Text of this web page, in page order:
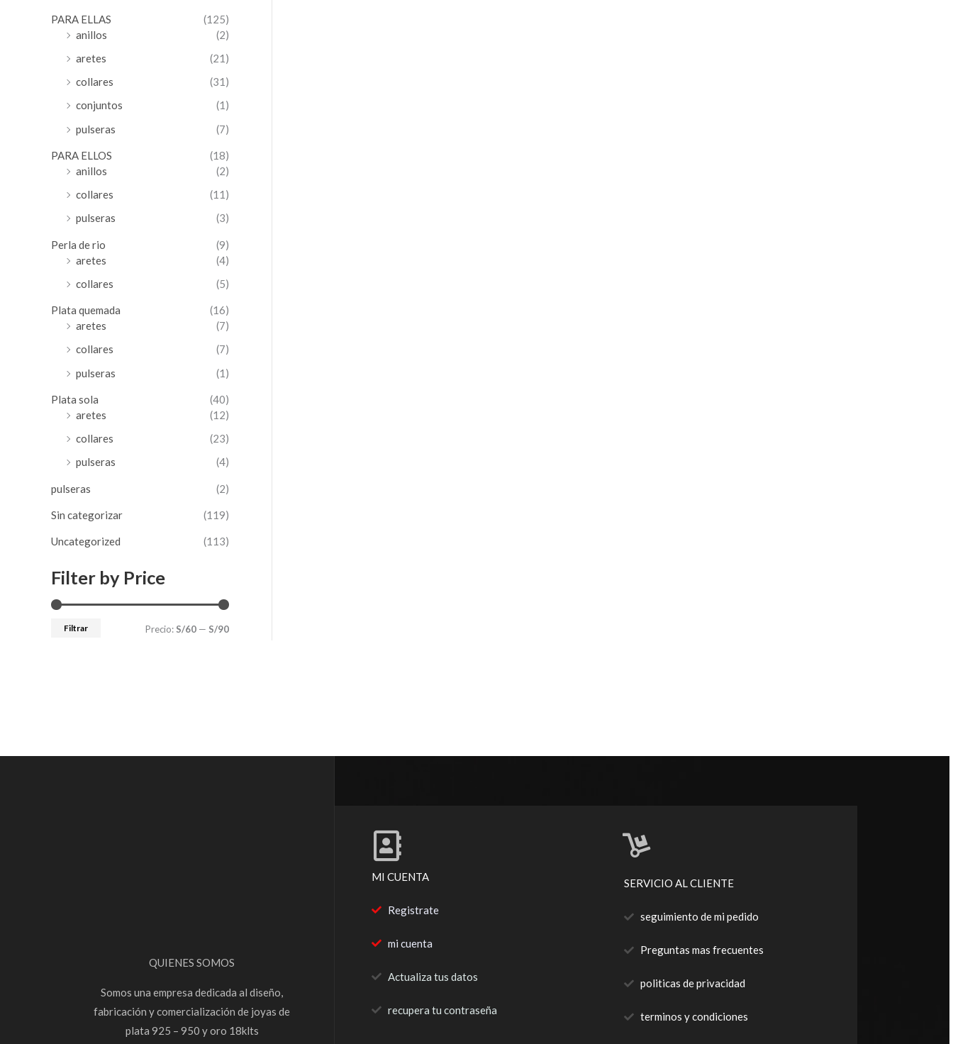
PARA ELLAS
(125)
anillos
(2)
aretes
(21)
collares
(31)
conjuntos
(1)
pulseras
(7)
PARA ELLOS
(18)
anillos
(2)
collares
(11)
pulseras
(3)
Perla de rio
(9)
aretes
(4)
collares
(5)
Plata quemada
(16)
aretes
(7)
collares
(7)
pulseras
(1)
Plata sola
(40)
aretes
(12)
collares
(23)
pulseras
(4)
pulseras (2)
Sin categorizar (119)
Uncategorized (113)
Filter by Price
Filtrar Precio: S/60 — S/90
QUIENES SOMOS
Somos una empresa dedicada al diseño,
fabricación y comercialización de joyas de
plata 925 – 950 y oro 18klts
MI CUENTA
Registrate
mi cuenta
Actualiza tus datos
recupera tu contraseña
SERVICIO AL CLIENTE
seguimiento de mi pedido
Preguntas mas frecuentes
politicas de privacidad
terminos y condiciones